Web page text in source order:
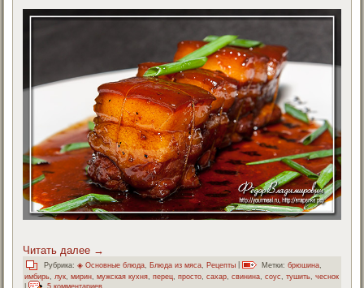
Читать далее →
Рубрика: ◈ Основные блюда Блюда из мяса Рецепты Метки: брюшина
имбирь,лук,мирин,мужская кухня,перец,просто,сахар,свинина,соус,тушить,чеснок